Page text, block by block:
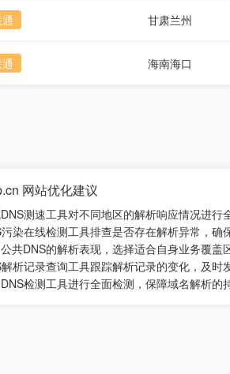
甘肃兰州
海南海口
网站优化建议
测速工具对不同地区的解析响应情况进
染在线检测工具排查是否存在解析异常，确
共DNS的解析表现，选择适合自身业务覆盖
析记录查询工具跟踪解析记录的变化，及时
检测工具进行全面检测，保障域名解析的